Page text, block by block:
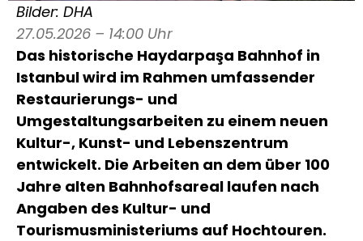
Bilder: DHA
27.05.2026 – 14:00 Uhr
Das historische Haydarpaşa Bahnhof in
Istanbulwird im Rahmen umfassender
Restaurierungs- und
Umgestaltungsarbeiten zu einem neuen
Kultur-, Kunst- und Lebenszentrum
entwickelt. Die Arbeiten an dem über 100
Jahre alten Bahnhofsareal laufen nach
Angaben des Kultur- und
Tourismusministeriums auf Hochtouren.